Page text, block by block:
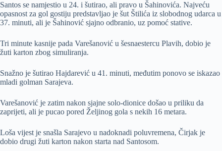
Santos se namjestio u 24. i šutirao, ali pravo u Šahinovića. Najveću
opasnost za gol gostiju predstavljao je šut Štilića iz slobodnog udarca u
37. minuti, ali je Šahinović sjajno odbranio, uz pomoć stative.
Tri minute kasnije pada Varešanović u šesnaestercu Plavih, dobio je
žuti karton zbog simuliranja.
Snažno je šutirao Hajdarević u 41. minuti, međutim ponovo se iskazao
mladi golman Sarajeva.
Varešanović je zatim nakon sjajne solo-dionice došao u priliku da
zaprijeti, ali je pucao pored Željinog gola s nekih 16 metara.
Loša vijest je snašla Sarajevo u nadoknadi poluvremena, Čirjak je
dobio drugi žuti karton nakon starta nad Santosom.